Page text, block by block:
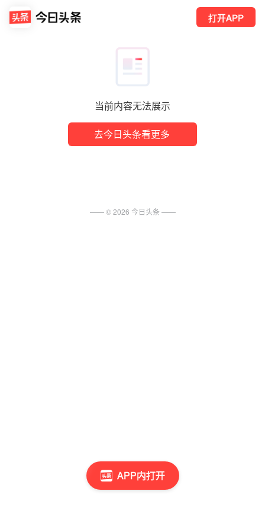
当前内容无法展示
去今日头条看更多
打开APP
APP内打开
—— ©2026 今日头条 ——